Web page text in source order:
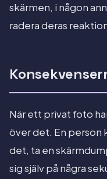
skärmen, i någon
radera deras
När ett privat foto
över det. En person
det, ta en
sig själv på några